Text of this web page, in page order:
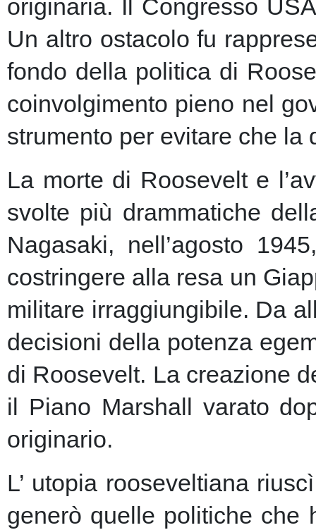
originaria. Il Congresso
Un altro ostacolo fu
fondo della politica di
coinvolgimento pieno nel
strumento per evitare che
La morte di Roosevelt e
svolte più drammatiche
Nagasaki, nell’agosto
costringere alla resa un
militare irraggiungibile. Da
decisioni della potenza
di Roosevelt. La creazione
il Piano Marshall varato
originario.
L’ utopia rooseveltiana
generò quelle politiche che